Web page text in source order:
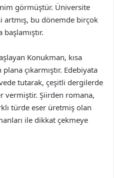
görmüştür. Üniversite
artmış, bu dönemde birçok
Konukman, kısa
çıkarmıştır. Edebiyata
tutarak, çeşitli dergilerde
vermiştir. Şiirden romana,
türde eser üretmiş olan
ile dikkat çekmeye